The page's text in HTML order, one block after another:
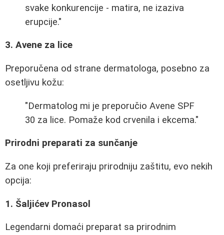
svake konkurencije - matira, ne izaziva
erupcije."
3. Avene za lice
Preporučena od strane dermatologa, posebno za
osetljivu kožu:
"Dermatolog mi je preporučio Avene SPF
30 za lice. Pomaže kod crvenila i ekcema."
Prirodni preparati za sunčanje
Za one koji preferiraju prirodniju zaštitu, evo nekih
opcija:
1. Šaljićev Pronasol
Legendarni domaći preparat sa prirodnim